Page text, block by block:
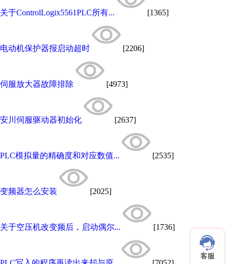
关于ControlLogix5561PLC所有... [1365]
电动机保护器报启动超时 [2206]
伺服放大器故障排除 [4973]
安川伺服驱动器初始化 [2637]
PLC模拟量的精确度和对应数值... [2535]
变频器怎么安装 [2025]
关于空压机改变频后，启动偶尔... [1736]
客服